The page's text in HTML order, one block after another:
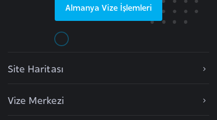
Almanya Vize İşlemleri
Site Haritası
Vize Merkezi
u